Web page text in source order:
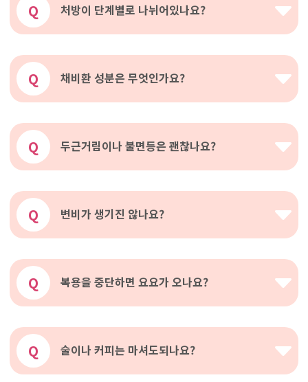
Q 처방이 단계별로 나뉘어있나요?
Q 채비환 성분은 무엇인가요?
Q 두근거림이나 불면등은 괜찮나요?
Q 변비가 생기진 않나요?
Q 복용을 중단하면 요요가 오나요?
Q 술이나 커피는 마셔도되나요?